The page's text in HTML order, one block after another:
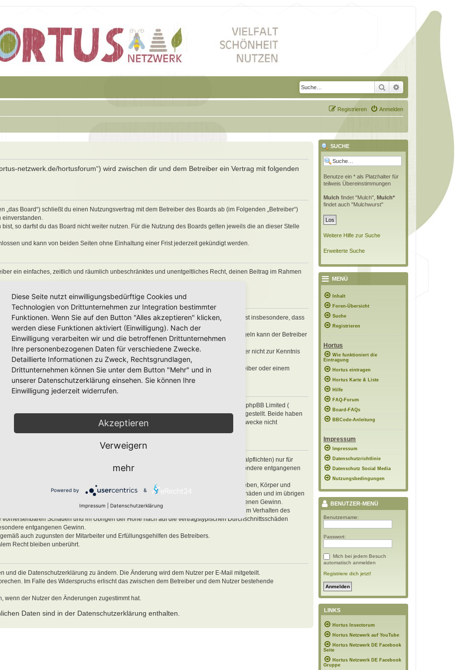
Suche Erweiterte Suche
Anmelden
Registrieren
netzwerk.de/hortusforum“) wird zwischen dir und dem Betreiber ein Vertrag mit folgenden
„das Board“) schließt du einen Nutzungsvertrag mit dem Betreiber des Boards ab (im Folgenden „Betreiber“)
einverstanden.
so darfst du das Board nicht weiter nutzen. Für die Nutzung des Boards gelten jeweils die an dieser Stelle
und kann von beiden Seiten ohne Einhaltung einer Frist jederzeit gekündigt werden.
ein einfaches, zeitlich und räumlich unbeschränktes und unentgeltliches Recht, deinen Beitrag im Rahmen
nach Kündigung des Nutzungsvertrages bestehen.
Inhalte enthält, die gegen geltendes Recht oder die guten Sitten verstoßen. Du erklärst insbesondere, dass
Links und Bilder zu setzen bzw. zu verwenden.
gegen diese Nutzungsbedingungen oder anderer im Board veröffentlichten Regeln kann der Betreiber
Nutzung dieses Boards ausschließen und dir ein Hausverbot erteilen.
für die Inhalte von Beiträgen übernimmt, die er nicht selbst erstellt hat oder die er nicht zur Kenntnis
Beiträge und Funktionen jederzeit zu löschen oder zu sperren.
abzuändern, sofern sie gegen o. g. Regeln verstoßen oder geeignet sind, dem Betreiber oder einem
unter der „
“ (GPL) bereitgestellten Foren-Software von phpBB Limited (
werden durch die deutschsprachige Community unterwww.phpbb.dezur Verfügung gestellt. Beide haben
verwendet wird. Sie können insbesondere die Verwendung der Software für bestimmte Zwecke nicht
Leben, Körper und Gesundheit und der Verletzung wesentlicher Vertragspflichten (Kardinalpflichten) nur für
Verhalten zurückzuführen sind. Dies gilt auch für mittelbare Folgeschäden wie insbesondere entgangenen
oder grob fahrlässigem Verhalten oder bei Schäden aus der Verletzung von Leben, Körper und
(Kardinalpflichten) auf die bei Vertragsschluss typischerweise vorhersehbaren Schäden und im übrigen
begrenzt. Dies gilt auch für mittelbare Folgeschäden wie insbesondere entgangenen Gewinn.
Verletzung von Leben, Körper und Gesundheit oder vorsätzlichem oder grob fahrlässigem Verhalten des
Schäden und im Übrigen der Höhe nach auf die vertragstypischen Durchschnittsschäden
entgangenen Gewinn.
auch zugunsten der Mitarbeiter und Erfüllungsgehilfen des Betreibers.
Recht bleiben unberührt.
und die Datenschutzerklärung zu ändern. Die Änderung wird dem Nutzer per E-Mail mitgeteilt.
Im Falle des Widerspruchs erlischt das zwischen dem Betreiber und dem Nutzer bestehende
wenn der Nutzer den Änderungen zugestimmt hat.
Daten sind in der Datenschutzerklärung enthalten.
SUCHE
Benutze ein * als Platzhalter für
teilweis Übereinstimmungen
Mulch findet "Mulch", Mulch*
findet auch "Mulchwurst"
Weitere Hilfe zur Suche
Erweiterte Suche
MENÜ
Inhalt
Foren-Übersicht
Suche
Registrieren
Hortus
Wie funktioniert die
Eintragung
Hortus eintragen
Hortus Karte & Liste
Hilfe
FAQ-Forum
Board-FAQs
BBCode-Anleitung
Impressum
Impressum
Datenschutzrichtlinie
Datenschutz Social Media
Nutzungsbedingungen
BENUTZER-MENÜ
Benutzername:
Passwort:
Mich bei jedem Besuch
automatisch anmelden
Registriere dich jetzt!
LINKS
Hortus Insectorum
Hortus Netzwerk auf YouTube
Hortus Netzwerk DE Facebook
Seite
Hortus Netzwerk DE Facebook
Gruppe
Diese Seite nutzt einwilligungsbedürftige Cookies und
Technologien von Drittunternehmen zur Integration bestimmter
Funktionen. Wenn Sie auf den Button "Alles akzeptieren" klicken,
werden diese Funktionen aktiviert (Einwilligung). Nach der
Einwilligung verarbeiten wir und die betroffenen Drittunternehmen
Ihre personenbezogenen Daten für verschiedene Zwecke.
Detaillierte Informationen zu Zweck, Rechtsgrundlagen,
Drittunternehmen können Sie unter dem Button "Mehr" und in
unserer Datenschutzerklärung einsehen. Sie können Ihre
Einwilligung jederzeit widerrufen.
Akzeptieren
Verweigern
mehr
Powered by &
Impressum Datenschutzerklärung